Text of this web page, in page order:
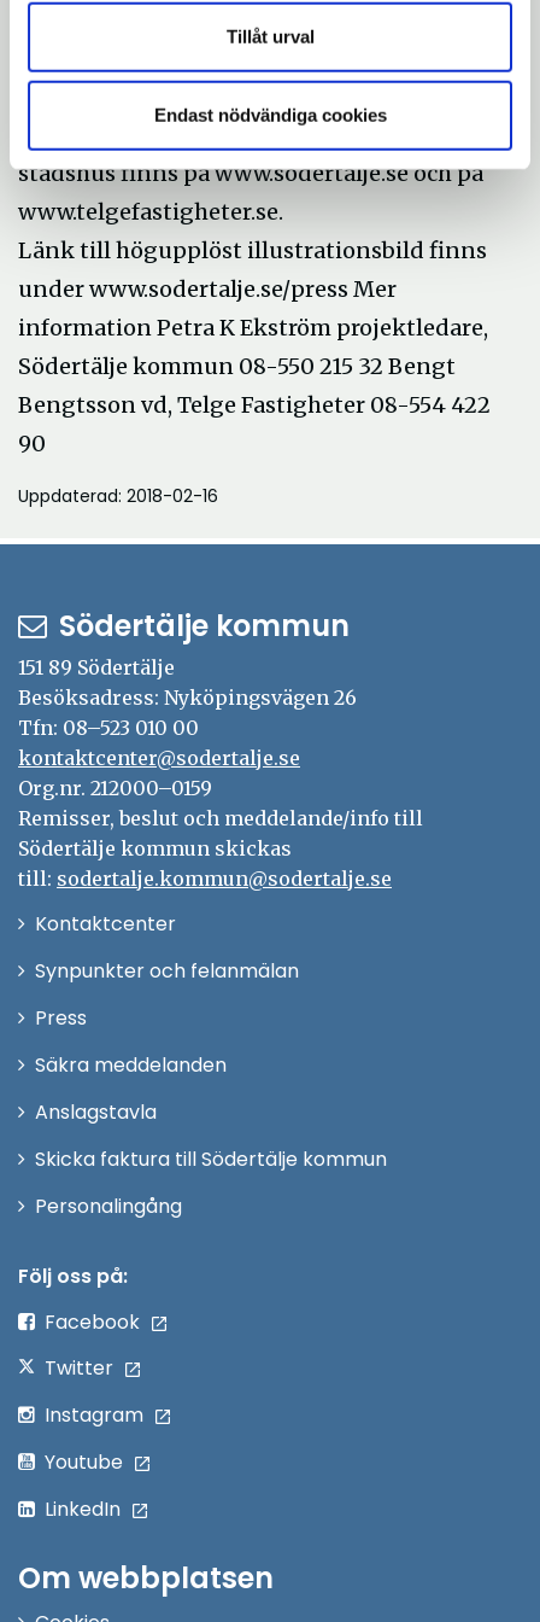
Tillåt urval
Endast nödvändiga cookies
Mer information om Södertäljes nya
stadshus finns på www.sodertalje.se och på
www.telgefastigheter.se.
Länk till högupplöst illustrationsbild finns
under www.sodertalje.se/press Mer
information Petra K Ekström projektledare,
Södertälje kommun 08-550 215 32 Bengt
Bengtsson vd, Telge Fastigheter 08-554 422
90
Uppdaterad: 2018-02-16
Södertälje kommun
151 89 Södertälje
Besöksadress: Nyköpingsvägen 26
Tfn: 08–523 010 00
kontaktcenter@sodertalje.se
Org.nr. 212000–0159
Remisser, beslut och meddelande/info till
Södertälje kommun skickas
till: sodertalje.kommun@sodertalje.se
KontaktcenterÖppna
Synpunkter och felanmälan
Press
fönster
Säkra meddelanden
Anslagstavla
Skicka faktura till Södertälje kommun
PersonalingångÖppna
Följ oss på:
Facebook
Twitter
Instagram
Youtube
LinkedIn
Om webbplatsen